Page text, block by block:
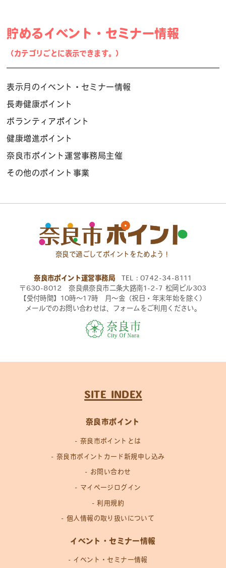
貯めるイベント・セミナー情報
（カテゴリごとに表示できます。）
表示月のイベント・セミナー情報
長寿健康ポイント
ボランティアポイント
健康増進ポイント
奈良市ポイント運営事務局主催
その他のポイント事業
奈良で過ごしてポイントをためよう！
奈良市ポイント運営事務局 TEL：0742-34-8111
〒630-8012 奈良県奈良市二条大路南1-2-7 松岡ビル303
【受付時間】10時〜17時 月〜金（祝日・年末年始を除く）
メールでのお問い合わせは、フォームをご利用ください。
SITE INDEX
奈良市ポイント
奈良市ポイントとは
奈良市ポイントカード新規申し込み
お問い合わせ
マイページログイン
利用規約
個人情報の取り扱いについて
イベント・セミナー情報
イベント・セミナー情報